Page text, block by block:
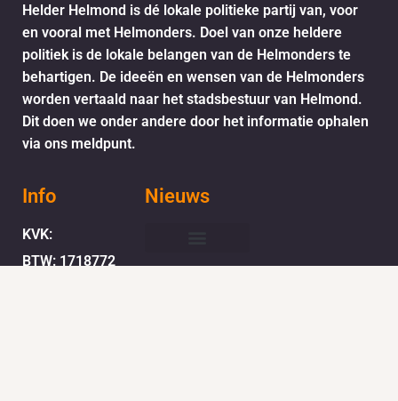
Helder Helmond is dé lokale politieke partij van, voor
en vooral met Helmonders. Doel van onze heldere
politiek is de lokale belangen van de Helmonders te
behartigen. De ideeën en wensen van de Helmonders
worden vertaald naar het stadsbestuur van Helmond.
Dit doen we onder andere door het informatie ophalen
via ons meldpunt.
Info
KVK:
BTW: 1718772
Nieuws